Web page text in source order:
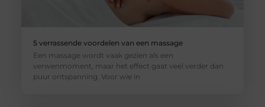
5 verrassende voordelen van een massage
Een massage wordt vaak gezien als een
verwenmoment, maar het effect gaat veel verder dan
puur ontspanning. Voor wie in